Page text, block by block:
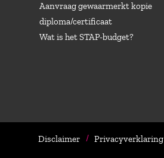
Aanvraag gewaarmerkt kopie
diploma/certificaat
Wat is het STAP-budget?
Disclaimer Privacyverklaring